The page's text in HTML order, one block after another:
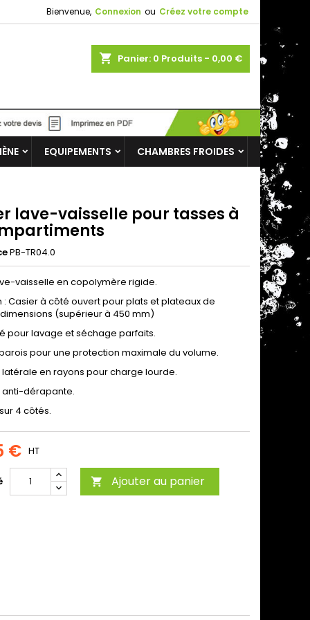
Bienvenue, Connexion ou Créez votre compte
shopping_cart Panier: 0 Produits - 0,00 €
EQUIPEMENTS CHAMBRES FROIDES
lave-vaisselle pour tasses à
PB-TR04.0
vaisselle en copolymère rigide.
: Casier à côté ouvert pour plats et plateaux de
(supérieur à 450 mm)
pour lavage et séchage parfaits.
pour une protection maximale du volume.
latérale en rayons pour charge lourde.
anti-dérapante.
4 côtés.
€ HT
 Ajouter au panier